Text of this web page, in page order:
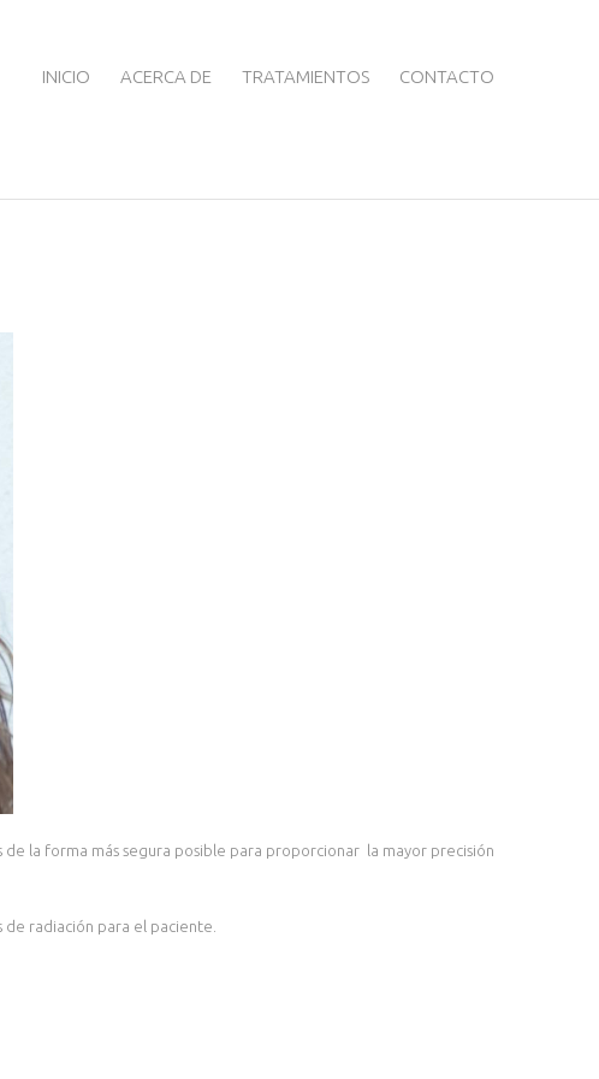
INICIO ACERCA DE TRATAMIENTOS CONTACTO
la forma más segura posible para proporcionar la mayor precisión
radiación para el paciente.